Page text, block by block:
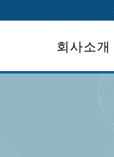
회사소개